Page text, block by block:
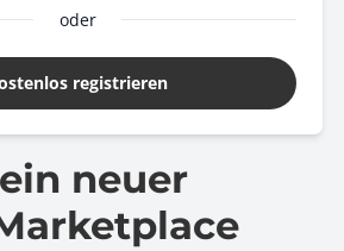
oder
registrieren
neuer